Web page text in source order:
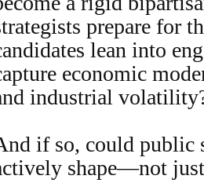
prepare for
lean into
economic
industrial
if so, could public
shape—not